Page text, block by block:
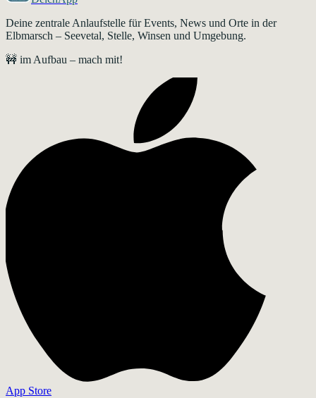
Deine zentrale Anlaufstelle für Events, News und Orte in der
Elbmarsch – Seevetal, Stelle, Winsen und Umgebung.
🚧 im Aufbau – mach mit!
App Store